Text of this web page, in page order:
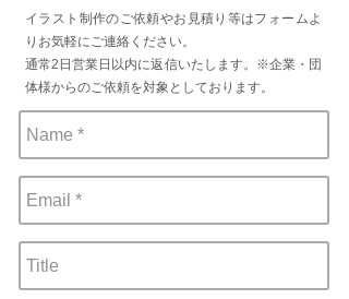
イラスト制作のご依頼やお見積り等はフォームよ
りお気軽にご連絡ください。
通常2日営業日以内に返信いたします。※企業・団
体様からのご依頼を対象としております。